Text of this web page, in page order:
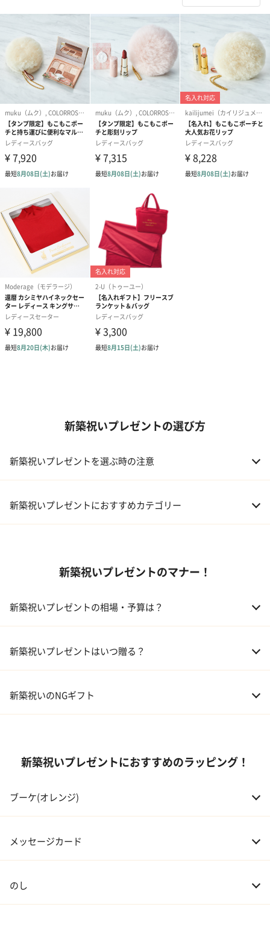
新築祝いプレゼントの選び方
新築祝いプレゼントを選ぶ時の注意
新築祝いプレゼントにおすすめカテゴリー
03 アルコール
05 ハーバリウム
新築祝いプレゼントのマナー！
新築祝いプレゼントの相場・予算は？
02 両親 10,000～50,000円
05 甥・姪 20,000～30,000円
06 孫 20,000～30,000円
新築祝いプレゼントはいつ贈る？
新築祝いのNGギフト
新築祝いプレゼントにおすすめのラッピング！
ブーケ(オレンジ)
メッセージカード
のし